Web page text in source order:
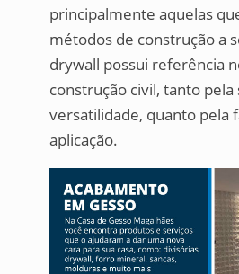
principalmente aquelas
métodos de construção a
drywall possui referência
construção civil, tanto pela
versatilidade, quanto pela
aplicação.